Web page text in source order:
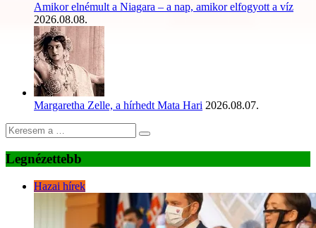
Amikor elnémult a Niagara – a nap, amikor elfogyott a víz
2026.08.08.
Margaretha Zelle, a hírhedt Mata Hari 2026.08.07.
Legnézettebb
Hazai hírek